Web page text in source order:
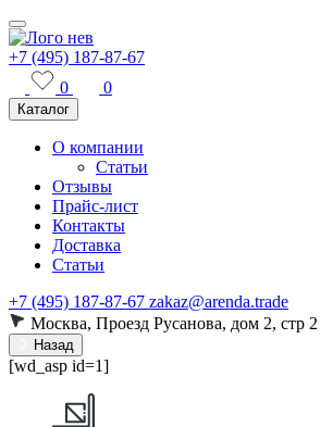
+7 (495) 187-87-67
0
0
Каталог
О компании
Статьи
Отзывы
Прайс-лист
Контакты
Доставка
Статьи
+7 (495) 187-87-67 zakaz@arenda.trade
Москва, Проезд Русанова, дом 2, стр 2
Назад
[wd_asp id=1]